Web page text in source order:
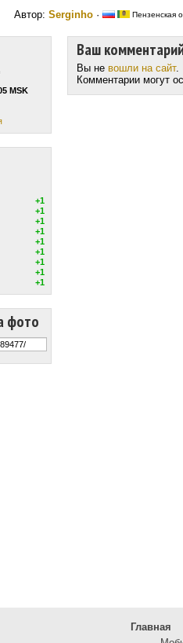
Автор: Serginho · Пензенская
MSK
+1
+1
+1
+1
+1
+1
+1
+1
+1
фото
Ваш
Вы не вошли на сайт.
Комментарии могут
Главная